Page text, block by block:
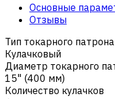
Основные
Отзывы
Тип токарного патрона
Кулачковый
Диаметр токарного
15" (400 мм)
Количество кулачков